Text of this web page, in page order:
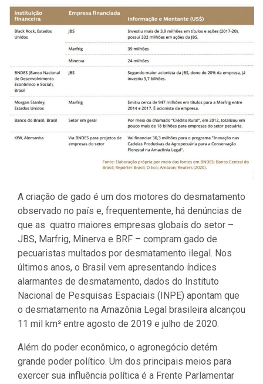
A criação de gado é um dos motores do desmatamento
observado no país e, frequentemente, há denúncias de
que as quatro maiores empresas globais do setor –
JBS, Marfrig, Minerva e BRF – compram gado de
pecuaristas multados por desmatamento ilegal. Nos
últimos anos, o Brasil vem apresentando índices
alarmantes de desmatamento, dados do Instituto
Nacional de Pesquisas Espaciais (INPE) apontam que
o desmatamento na Amazônia Legal brasileira alcançou
11 mil km² entre agosto de 2019 e julho de 2020.
Além do poder econômico, o agronegócio detém
grande poder político. Um dos principais meios para
exercer sua influência política é a Frente Parlamentar